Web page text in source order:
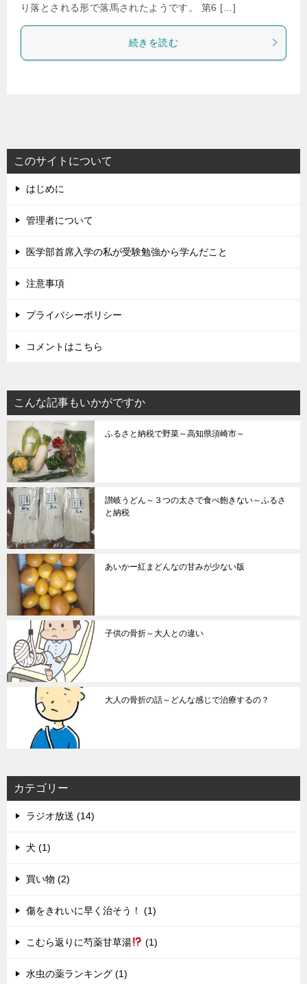
り落とされる形で落馬されたようです。 第6 […]
続きを読む
このサイトについて
はじめに
管理者について
医学部首席入学の私が受験勉強から学んだこと
注意事項
プライバシーポリシー
コメントはこちら
こんな記事もいかがですか
ふるさと納税で野菜～高知県須崎市～
讃岐うどん～３つの太さで食べ飽きない～ふるさ
と納税
あいかー紅まどんなの甘みが少ない版
子供の骨折～大人との違い
大人の骨折の話～どんな感じで治療するの？
カテゴリー
ラジオ放送 (14)
犬 (1)
買い物 (2)
傷をきれいに早く治そう！ (1)
こむら返りに芍薬甘草湯 (1)
水虫の薬ランキング (1)